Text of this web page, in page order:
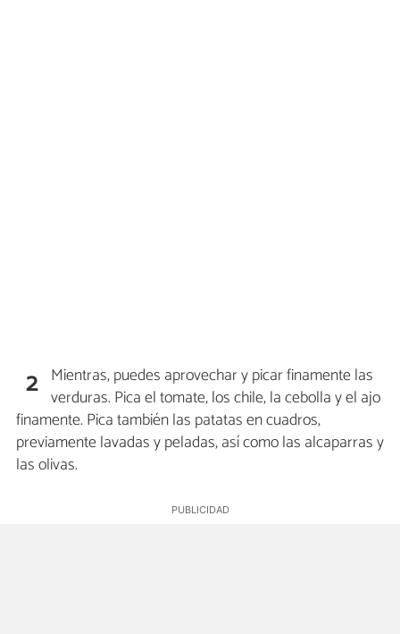
2 Mientras, puedes aprovechar y picar finamente las
verduras. Pica el tomate, los chile, la cebolla y el ajo
finamente. Pica también las patatas en cuadros,
previamente lavadas y peladas, así como las alcaparras y
las olivas.